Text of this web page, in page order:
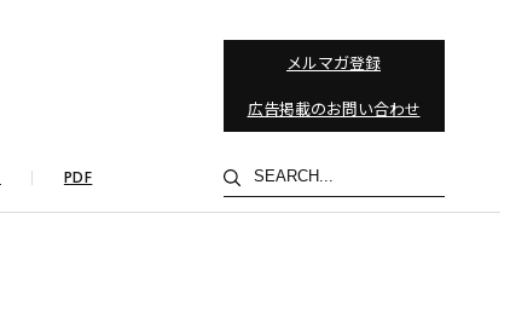
メルマガ登録
広告掲載のお問い合わせ
PDF
検
索